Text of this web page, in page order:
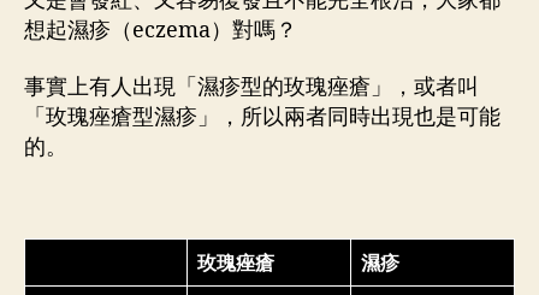
想起濕疹（eczema）對嗎？
事實上有人出現「濕疹型的玫瑰痤瘡」，或者叫
「玫瑰痤瘡型濕疹」，所以兩者同時出現也是可能
的。
玫瑰痤瘡 濕疹